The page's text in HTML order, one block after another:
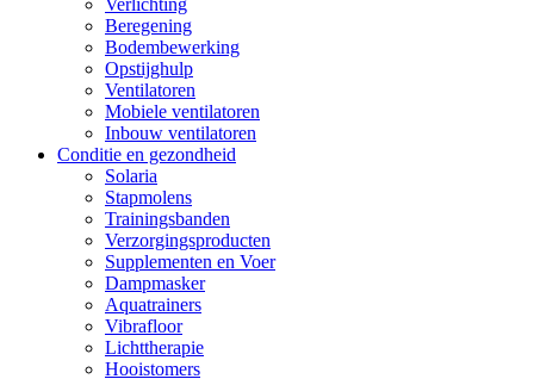
Verlichting
Beregening
Bodembewerking
Opstijghulp
Ventilatoren
Mobiele ventilatoren
Inbouw ventilatoren
Conditie en gezondheid
Solaria
Stapmolens
Trainingsbanden
Verzorgingsproducten
Supplementen en Voer
Dampmasker
Aquatrainers
Vibrafloor
Lichttherapie
Hooistomers